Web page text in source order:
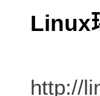
Linux
http://